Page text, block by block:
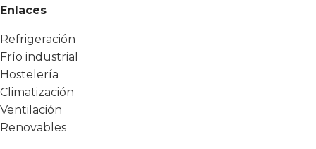
Enlaces
Refrigeración
Frío industrial
Hostelería
Climatización
Ventilación
Renovables